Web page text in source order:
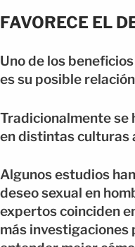
FAVORECE EL
Uno de los
es su posible
Tradicionalmente se
en distintas culturas
Algunos estudios
deseo sexual en
expertos coinciden
más investigaciones